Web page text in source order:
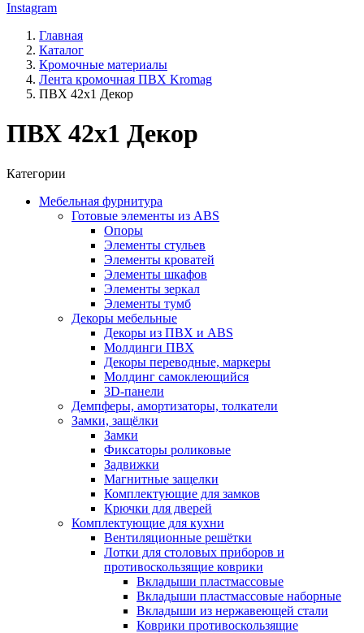
Instagram
Главная
Каталог
Кромочные материалы
Лента кромочная ПВХ Kromag
ПВХ 42x1 Декор
ПВХ 42x1 Декор
Категории
Мебельная фурнитура
Готовые элементы из ABS
Опоры
Элементы стульев
Элементы кроватей
Элементы шкафов
Элементы зеркал
Элементы тумб
Декоры мебельные
Декоры из ПВХ и ABS
Молдинги ПВХ
Декоры переводные, маркеры
Молдинг самоклеющийся
3D-панели
Демпферы, амортизаторы, толкатели
Замки, защёлки
Замки
Фиксаторы роликовые
Задвижки
Магнитные защелки
Комплектующие для замков
Крючки для дверей
Комплектующие для кухни
Вентиляционные решётки
Лотки для столовых приборов и
противоскользящие коврики
Вкладыши пластмассовые
Вкладыши пластмассовые наборные
Вкладыши из нержавеющей стали
Коврики противоскользящие